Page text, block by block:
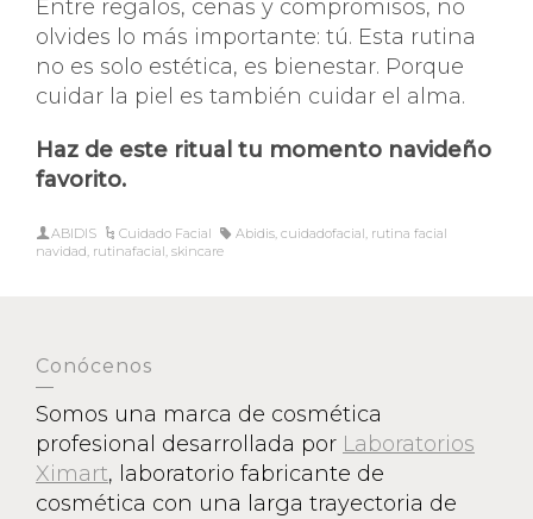
Entre regalos, cenas y compromisos, no
olvides lo más importante: tú. Esta rutina
no es solo estética, es bienestar. Porque
cuidar la piel es también cuidar el alma.
Haz de este ritual tu momento navideño
favorito.
ABIDIS Cuidado Facial Abidis, cuidadofacial, rutina facial
navidad, rutinafacial, skincare
Conócenos
Somos una marca de cosmética
profesional desarrollada por Laboratorios
Ximart, laboratorio fabricante de
cosmética con una larga trayectoria de